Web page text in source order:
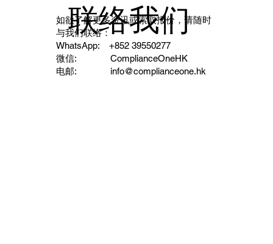
联络我们
如欲了解更多资讯或索取报价，请随时
与我们联络：
WhatsApp: ‪ +852 39550277
微信: ComplianceOneHK
电邮: info@complianceone.hk